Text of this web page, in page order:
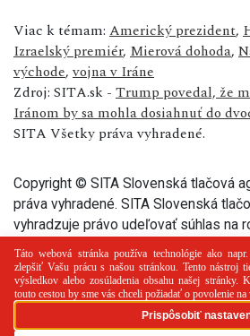
Viac k témam: Americký prezident,
Izraelský premiér, Mierová dohoda,
východe,vojna v Iráne
Zdroj: SITA.sk - Trump povedal, že
Iránom by sa mohla dosiahnuť do
SITA Všetky práva vyhradené.
Copyright © SITA Slovenská tlačová
práva vyhradené. SITA Slovenská
vyhradzuje právo udeľovať súhlas na